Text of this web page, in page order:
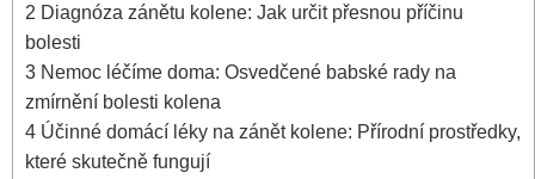
2 Diagnóza zánětu kolene:⁣ Jak určit přesnou příčinu
bolesti
3 Nemoc léčíme⁣ doma: Osvedčené babské rady na
zmírnění bolesti kolena
4 Účinné domácí léky na⁣ zánět kolene: Přírodní‍ prostředky,
které skutečně fungují